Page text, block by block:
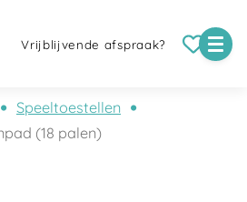
Vrijblijvende afspraak?
Speeltoestellen
(18 palen)